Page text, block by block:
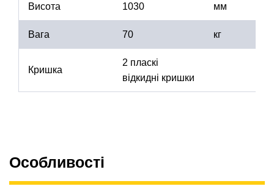
Висота 1030 мм
Вага 70 кг
Кришка
2 пласкі
відкидні кришки
Особливості